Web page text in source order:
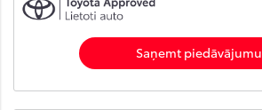
Saņemt piedāvājumu